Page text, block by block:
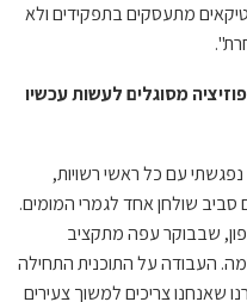
מתעסקים בתפקידים ולא
מסוגלים לעשות עכשיו
עם כל ראשי רשויות,
סביב שולחן אחד לגמרי המומים.
שבבוקר עפה מתקציב
העבודה על התוכנית התחילה
שאנחנו צריכים למשוך צעירים